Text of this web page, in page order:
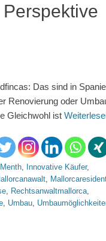
Das sind in
Renovierung oder
Gleichwohl ist
, Innovative Käufer,
,
, Rechtsanwaltmallorca,
, Umbau,